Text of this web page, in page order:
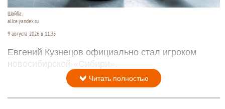
Шайба.
alice.yandex.ru
9 августа 2026 в 11:35
Евгений Кузнецов официально стал игроком
новосибирской «Сибири».
Читать полностью